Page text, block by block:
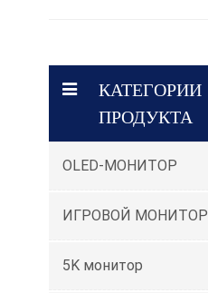
КАТЕГОРИИ
ПРОДУКТА
OLED-МОНИТОР
ИГРОВОЙ МОНИТОР
5K монитор